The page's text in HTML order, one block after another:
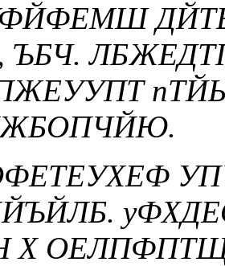
ЪБЧ.
Х